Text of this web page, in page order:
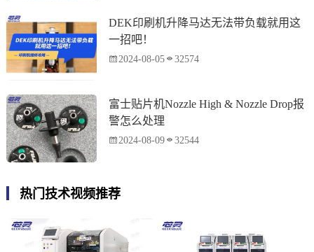
DEK印刷机升降马达无法带负载就用这
一招吧！
2024-08-05 32574
富士贴片机Nozzle High & Nozzle Drop报
警怎么处理
2024-08-09 32544
热门技术视频推荐